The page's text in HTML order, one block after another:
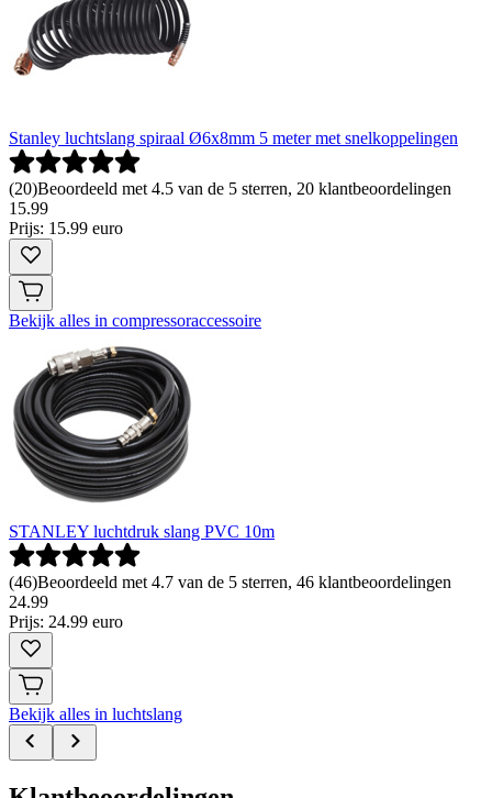
Stanley luchtslang spiraal Ø6x8mm 5 meter met snelkoppelingen
(20)Beoordeeld met 4.5 van de 5 sterren, 20 klantbeoordelingen
15.99
Prijs: 15.99 euro
Bekijk alles in compressoraccessoire
STANLEY luchtdruk slang PVC 10m
(46)Beoordeeld met 4.7 van de 5 sterren, 46 klantbeoordelingen
24.99
Prijs: 24.99 euro
Bekijk alles in luchtslang